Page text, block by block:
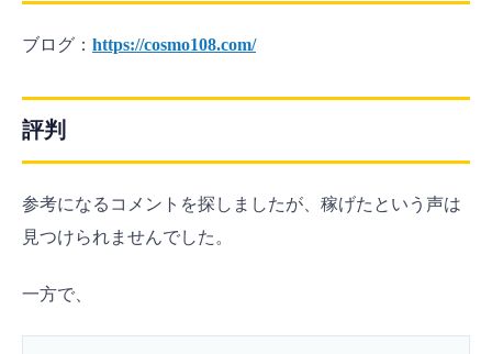
ブログ： https://cosmo108.com/
評判
参考になるコメントを探しましたが、稼げたという声は
見つけられませんでした。
一方で、